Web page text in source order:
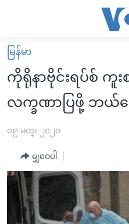
လွယ်ကူ
စေ
များ
အကြောင်းအရာ
သို့
ကျော်
ကြည့်
မူလစာမျက်နှာ
မြန်မာ
ကမ္ဘာ့သတင်းများ
အစ္စရေး-ပါလက်စတိုင်း
ရပ်ဝန်းတခု လမ်းတခု အလွန်
အင်္ဂလိပ်စာလေ့လာမယ်
အမေရိကန်သုံးအီဒီယံ
အပတ်စဉ်ကဏ္ဍများ
မြန်မာ
ကိုရိုနာဗိုင်းရပ်စ် ကူးစ
လက္ခဏာပြဖို့ ဘယ်
၀၉ မတ္၊ ၂၀၂၀
မျှဝေပါ